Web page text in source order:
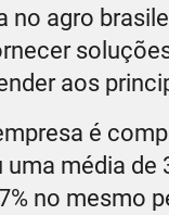
agro
aos
é
média
no mesmo